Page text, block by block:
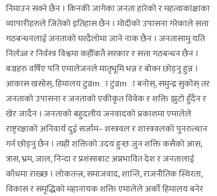
निमाउन सक्ने छैन । किनकी जागेका जनता हारेको र महत्वाकांक्षाका
व्यापारीहरुले जितेको इतिहास छैन । मोदीको उपासना गरेकाले सत्ता
गठबन्धनलाई जनताको घरदैलोमा जाने नाक छैन । जनतासामु यति
निर्लज्ज र निर्वस्त्र विश्वमा कहीँकतै सरकार र सत्ता गठबन्धन छैन ।
बज्रहरु वर्षिए पनि एमालेजनले मातृभूमि भन्न र बोक्न छोड्नु हुन्न ।
आकास खसोस्, हिमालय टुव्रmा टुव्रmा बनोस्, समुन्द्र सुकोस् तर
जनताको उपासना र जनताको एकीकृत विवेक र शक्ति झुटो हुँदैन र
खेर जादैन । जनताको बहुदलीय जनवादको प्रकाशमा एमालेले
राष्ट्ररक्षाको अनिवार्य दुई सर्जाम– शस्त्रवल र शास्त्रवलको पुनरुत्थान
गर्न छोड्नु छैन । त्यही शक्तिको उदय हुन्छ जुन शक्ति कसैको आस,
त्रास, भ्रम, जाल, निन्दा र प्रशंसाबाट अप्रभावित देश र जनतालाई
काँधमा राख्छ । लोकतन्त्र, समाजवाद, शान्ति, राजनीेतिक स्थिरता,
विकास र समृद्धिको महानायक शक्ति एमालेले अर्काे हिमालय बनेर